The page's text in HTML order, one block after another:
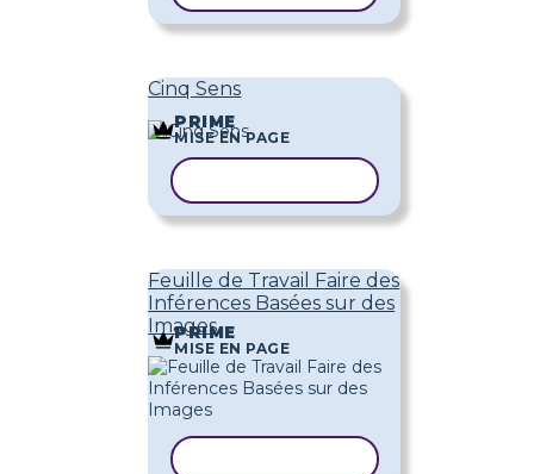
Cinq Sens
PRIME
MISE EN PAGE
Feuille de Travail Faire des
Inférences Basées sur des
Images
PRIME
MISE EN PAGE